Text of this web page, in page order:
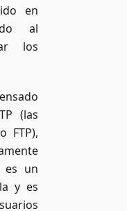
en
al
los
(las
FTP),
es un
y es